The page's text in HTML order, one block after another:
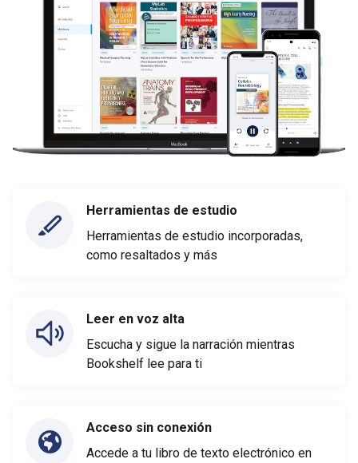
Herramientas de estudio
Herramientas de estudio incorporadas,
como resaltados y más
Leer en voz alta
Escucha y sigue la narración mientras
Bookshelf lee para ti
Acceso sin conexión
Accede a tu libro de texto electrónico en